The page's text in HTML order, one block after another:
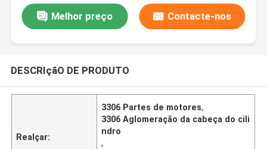
Melhor preço Contacte-nos
DESCRIçãO DE PRODUTO
Realçar:
3306 Partes de motores,
3306 Aglomeração da cabeça do cili
ndro
,